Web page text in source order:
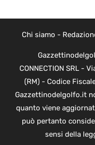
Chi siamo -
CONNECTION SRL -
(RM) - Codice
Gazzettinodelgolfo.it
quanto viene
può pertanto
sensi della